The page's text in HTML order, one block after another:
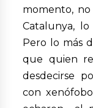
momento,
Catalunya,
Pero lo más
que quien
desdecirse
con